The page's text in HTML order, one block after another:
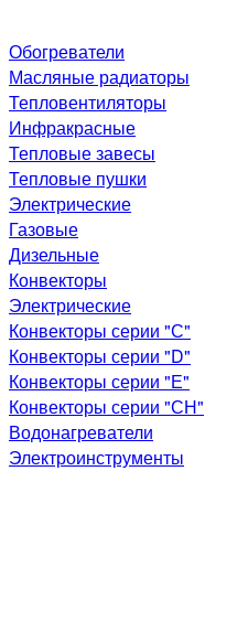
Обогреватели
Масляные радиаторы
Тепловентиляторы
Инфракрасные
Тепловые завесы
Тепловые пушки
Электрические
Газовые
Дизельные
Конвекторы
Электрические
Конвекторы серии "С"
Конвекторы серии "D"
Конвекторы серии "Е"
Конвекторы серии "СН"
Водонагреватели
Электроинструменты